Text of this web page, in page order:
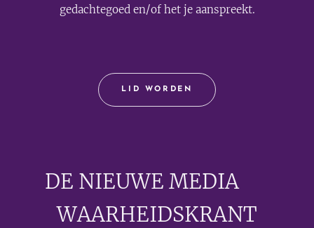
gedachtegoed en/of het je aanspreekt.
LID WORDEN
DE NIEUWE MEDIA🟣
WAARHEIDSKRANT